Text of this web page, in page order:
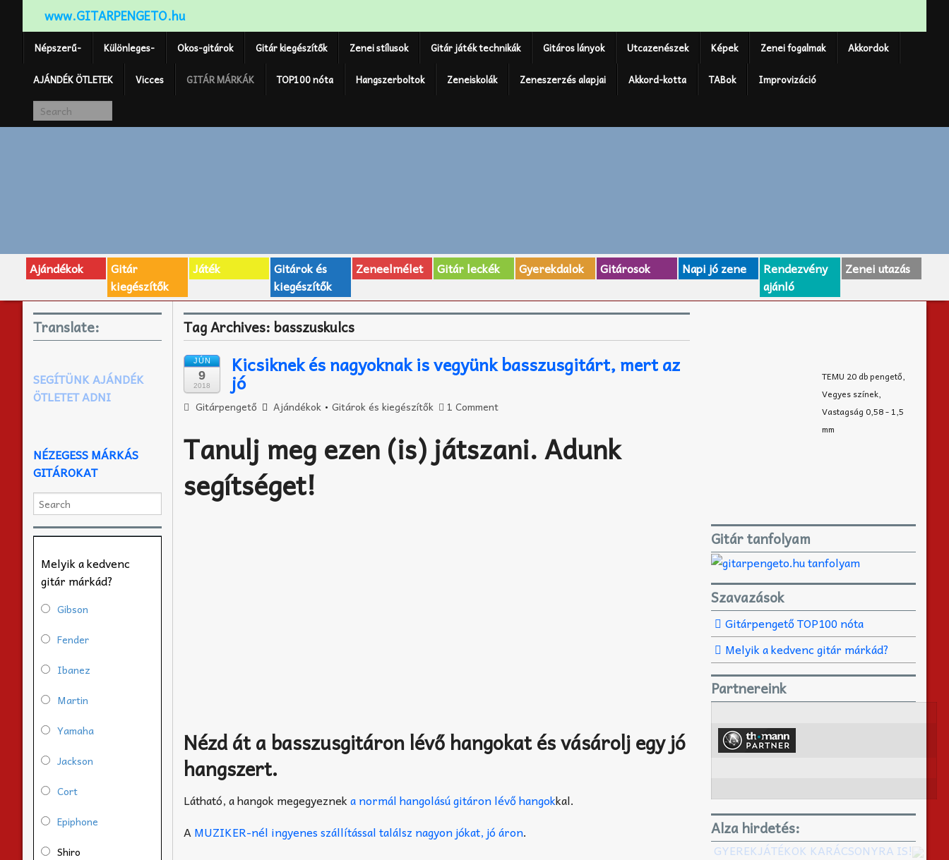
www.GITARPENGETO.hu
Népszerű- Különleges- Okos-gitárok Gitár kiegészítők Zenei stílusok Gitár játék technikák Gitáros lányok Utcazenészek Képek Zenei fogalmak Akkordok
AJÁNDÉK ÖTLETEK Vicces GITÁR MÁRKÁK TOP100 nóta Hangszerboltok Zeneiskolák Zeneszerzés alapjai Akkord-kotta TABok Improvizáció
Ajándékok
Gitár
kiegészítők
Játék
Gitárok és
kiegészítők
Zeneelmélet Gitár leckék Gyerekdalok Gitárosok Napi jó zene
Rendezvény
ajánló
Zenei utazás
Tag Archives:basszuskulcs
JÚN
9
2018
Kicsiknek és nagyoknak is vegyünk basszusgitárt, mert az
jó
Gitárpengető Ajándékok• Gitárok és kiegészítők 1 Comment
Tanulj meg ezen (is) játszani. Adunk
segítséget!
Nézd át a basszusgitáron lévő hangokat és vásárolj egy jó
hangszert.
Látható, a hangok megegyezneka normál hangolásúgitáron lévő hangokkal.
AMUZIKER-nél ingyenes szállítással találsz nagyon jókat, jó áron.
Translate:
SEGÍTÜNK AJÁNDÉK
ÖTLETET ADNI
NÉZEGESS MÁRKÁS
GITÁROKAT
Melyik a kedvenc
gitár márkád?
Gibson
Fender
Ibanez
Martin
Yamaha
Jackson
Cort
Epiphone
Shiro
TEMU 20 db pengető,
Vegyes színek,
Vastagság 0,58 - 1,5
mm
Gitár tanfolyam
Szavazások
Gitárpengető TOP100 nóta
Melyik a kedvenc gitár márkád?
Partnereink
Alza hirdetés:
GYEREKJÁTÉKOK KARÁCSONYRA IS!